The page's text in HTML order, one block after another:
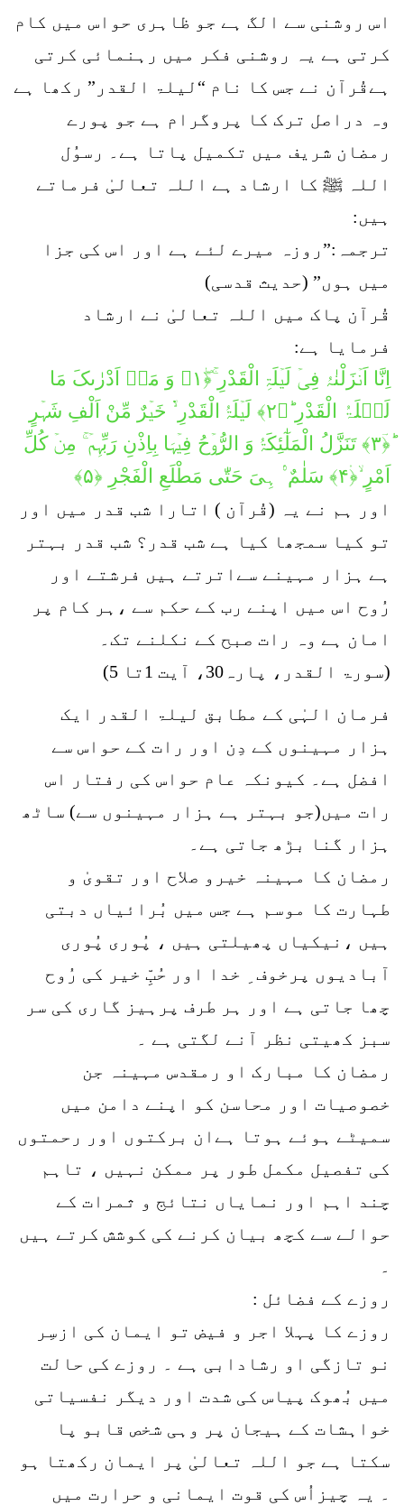
اس روشنی سے الگ ہے جو ظاہری حواس میں کام
کرتی ہے یہ روشنی فکر میں رہنمائی کرتی
ہےقُرآن نے جس کا نام “لیلۃ القدر” رکھا ہے
وہ دراصل ترک کا پروگرام ہے جو پورے
رمضان شریف میں تکمیل پاتا ہے۔ رسوُل
اللہ ﷺ کا ارشاد ہے اللہ تعالیٰ فرماتے
ہیں:
ترجمہ:”روزہ میرے لئے ہے اور اس کی جزا
میں ہوں” (حدیث قدسی)
قُرآن پاک میں اللہ تعالیٰ نے ارشاد
فرمایا ہے:
اِنَّا اَنۡزَلْنٰہُ فِیۡ لَیۡلَۃِ الْقَدْرِ ۚ﴿ۖ۱﴾ وَ مَاۤ اَدْرٰىکَ مَا
لَیۡلَۃُ الْقَدْرِ ؕ﴿۲﴾ لَیۡلَۃُ الْقَدْرِ ۬ۙ خَیۡرٌ مِّنْ اَلْفِ شَہۡرٍ
ؕ﴿ؔ۳﴾ تَنَزَّلُ الْمَلٰٓئِکَۃُ وَ الرُّوۡحُ فِیۡہَا بِاِذْنِ رَبِّہِمۡ ۚ مِنۡ كُلِّ
اَمْرٍ ۙ﴿ۛ۴﴾ سَلٰمٌ ۟ۛ ہِیَ حَتّٰی مَطْلَعِ الْفَجْرِ ﴿۵﴾
اور ہم نے یہ (قُرآن ) اتارا شب قدر میں اور
تو کیا سمجھا کیا ہے شب قدر؟ شب قدر بہتر
ہے ہزار مہینے سےاترتے ہیں فرشتے اور
رُوح اس میں اپنے رب کے حکم سے ،ہر کام پر
امان ہے وہ رات صبح کے نکلنے تک۔
(سورۃ القدر، پارہ30، آیت 1تا 5)
فرمان الہٰی کے مطابق لیلۃ القدر ایک
ہزار مہینوں کے دِن اور رات کے حواس سے
افضل ہے۔ کیونکہ عام حواس کی رفتار اس
رات میں(جو بہتر ہے ہزار مہینوں سے) ساٹھ
ہزار گنا بڑھ جاتی ہے۔
رمضان کا مہینہ خیرو صلاح اور تقویٰ و
طہارت کا موسم ہے جس میں بُرائیاں دبتی
ہیں ،نیکیاں پھیلتی ہیں ، پُوری پُوری
آبادیوں پرخوف ِ خدا اور حُبِّ خیر کی رُوح
چھا جاتی ہے اور ہر طرف پرہیز گاری کی سر
سبز کھیتی نظر آنے لگتی ہے ۔
رمضان کا مبارک او رمقدس مہینہ جن
خصوصیات اور محاسن کو اپنے دامن میں
سمیٹے ہوئے ہوتا ہےان برکتوں اور رحمتوں
کی تفصیل مکمل طور پر ممکن نہیں ، تاہم
چند اہم اور نمایاں نتائج و ثمرات کے
حوالے سے کچھ بیان کرنے کی کوشش کرتے ہیں
۔
روزے کے فضائل :
روزے کا پہلا اجر و فیض تو ایمان کی ازسِر
نو تازگی او رشادابی ہے ۔ روزے کی حالت
میں بُھوک پیاس کی شدت اور دیگر نفسیاتی
خواہشات کے ہیجان پر وہی شخص قابو پا
سکتا ہے جو اللہ تعالیٰ پر ایمان رکھتا ہو
۔ یہ چیزاُس کی قوت ایمانی و حرارت میں